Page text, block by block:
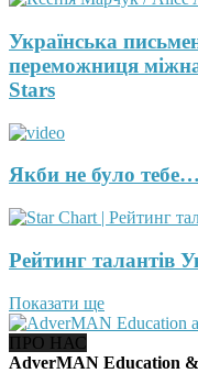
Українська
переможниця
Stars
Якби не було тебе…
Рейтинг талантів
Показати ще
ПРО НАС
AdverMAN Education